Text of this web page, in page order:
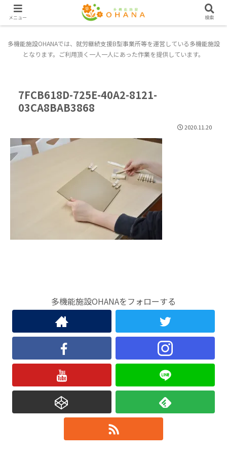
多機能施設OHANAでは、就労継続支援B型事業所等を運営している多機能施設
となります。ご利用頂く一人一人にあった作業を提供しています。
7FCB618D-725E-40A2-8121-
03CA8BAB3868
2020.11.20
多機能施設OHANAをフォローする
メニュー 検索